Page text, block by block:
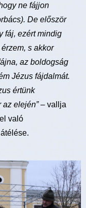
ne fájjon
De először
fáj, ezért mindig
s akkor
az boldogság
Jézus fájdalmát.
értünk
elején” – vallja
való